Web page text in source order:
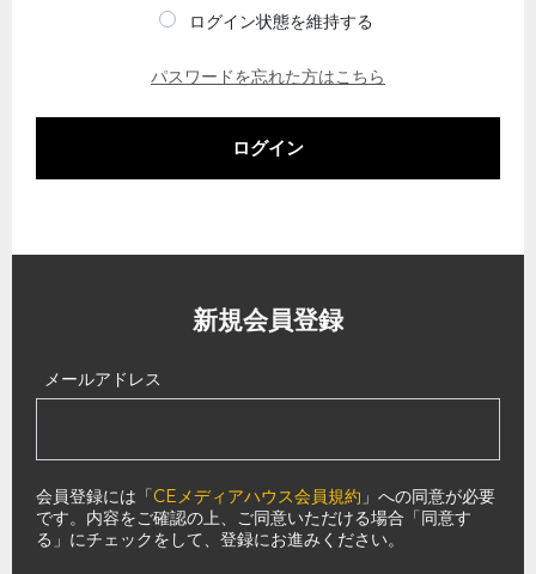
ログイン状態を維持する
パスワードを忘れた方はこちら
ログイン
新規会員登録
メールアドレス
会員登録には「CEメディアハウス会員規約 」への同意が必要
です。内容をご確認の上、ご同意いただける場合「同意す
る」にチェックをして、登録にお進みください。